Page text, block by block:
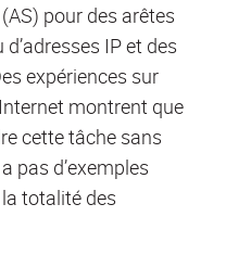
pour des arêtes
IP et des
expériences sur
montrent que
cette tâche sans
pas d’exemples
totalité des